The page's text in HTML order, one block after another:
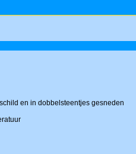
en in dobbelsteentjes gesneden